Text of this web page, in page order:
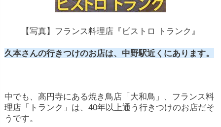
【写真】フランス料理店『ビストロ トランク』
久本さんの行きつけのお店は、中野駅近くにあります。
中でも、高円寺にある焼き鳥店「大和鳥」、フランス料
理店「トランク」は、40年以上通う行きつけのお店だそ
うです。